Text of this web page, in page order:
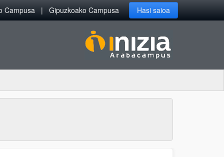
Campusa Gipuzkoako Campusa Hasi saioa